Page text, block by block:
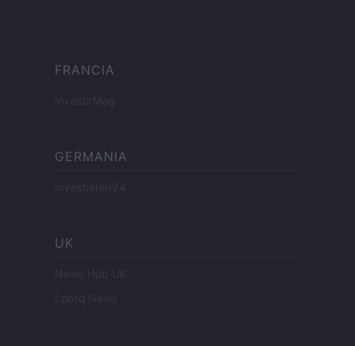
FRANCIA
InvestirMag
GERMANIA
Investieren24
UK
News Hub UK
Lgbtq News